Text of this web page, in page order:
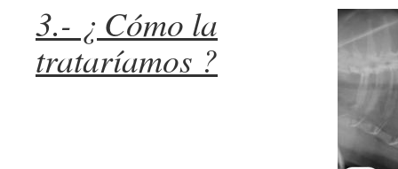
3.- ¿ Cómo la
trataríamos ?